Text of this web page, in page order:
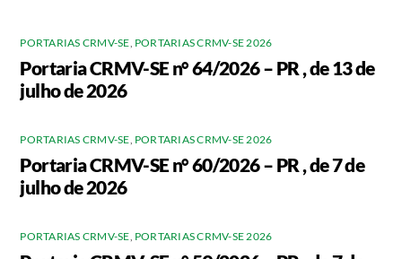
PORTARIAS CRMV-SE PORTARIAS CRMV-SE 2026
Portaria CRMV-SE n° 64/2026 – PR , de 13 de
julho de 2026
PORTARIAS CRMV-SE PORTARIAS CRMV-SE 2026
Portaria CRMV-SE n° 60/2026 – PR , de 7 de
julho de 2026
PORTARIAS CRMV-SE PORTARIAS CRMV-SE 2026